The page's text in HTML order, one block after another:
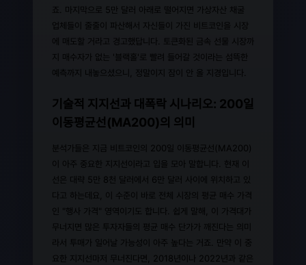
죠. 마지막으로 5만 달러 아래로 떨어지면 가상자산 채굴
업체들이 줄줄이 파산해서 자신들이 가진 비트코인을 시장
에 매도할 거라고 경고했답니다. 토큰화된 금속 선물 시장까
지 매수자가 없는 '블랙홀'로 빨려 들어갈 것이라는 섬뜩한
예측까지 내놓으셨으니, 정말이지 잠이 안 올 지경입니다.
기술적 지지선과 대폭락 시나리오: 200일
이동평균선(MA200)의 의미
분석가들은 지금 비트코인의 200일 이동평균선(MA200)
이 아주 중요한 지지선이라고 입을 모아 말합니다. 현재 이
선은 대략 5만 8천 달러에서 6만 달러 사이에 위치하고 있
다고 하는데요, 이 수준이 바로 전체 시장의 평균 매수 가격
인 "행사 가격" 영역이기도 합니다. 쉽게 말해, 이 가격대가
무너지면 많은 투자자들의 평균 매수 단가가 깨진다는 의미
라서 투매가 일어날 가능성이 아주 높다는 거죠. 만약 이 중
요한 지지선마저 무너진다면, 2018년이나 2022년과 같은